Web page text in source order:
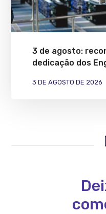
3 de agosto:
dedicação dos
3 DE AGOSTO DE 2026